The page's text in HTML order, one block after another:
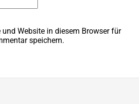
und Website in diesem Browser für
speichern.